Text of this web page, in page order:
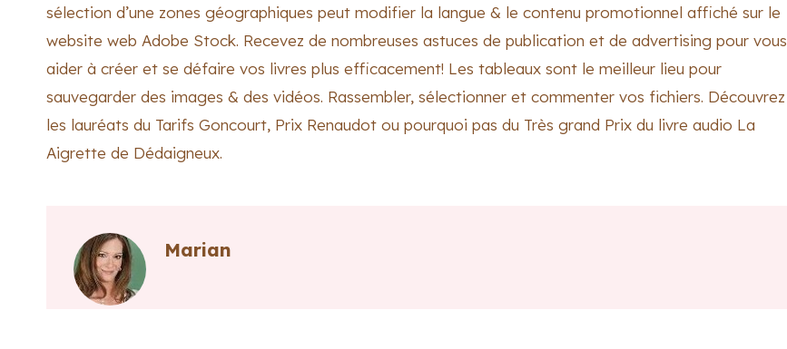
sélection d’une zones géographiques peut modifier la langue & le contenu promotionnel affiché sur le
website web Adobe Stock. Recevez de nombreuses astuces de publication et de advertising pour vous
aider à créer et se défaire vos livres plus efficacement! Les tableaux sont le meilleur lieu pour
sauvegarder des images & des vidéos. Rassembler, sélectionner et commenter vos fichiers. Découvrez
les lauréats du Tarifs Goncourt, Prix Renaudot ou pourquoi pas du Très grand Prix du livre audio La
Aigrette de Dédaigneux.
Marian